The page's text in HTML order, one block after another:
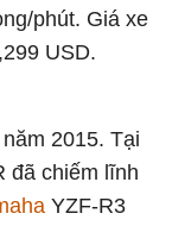
phút. Giá xe
USD.
2015. Tại
đã chiếm lĩnh
YZF-R3